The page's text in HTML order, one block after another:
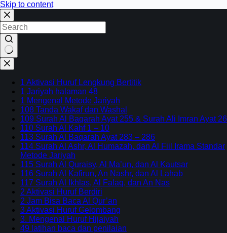
Skip to content
No
results
1 Aktivasi Huruf Lengkung Bertitik
1 Jariyah halaman 48
1 Mengenal Metode Jariyah
108 Tanda Wakaf dan Washal
109 Surah Al Baqarah Ayat 255 & Surah Ali Imran Ayat 26
110 Surah Al Kahf 1 – 10
113 Surah Al Baqarah Ayat 283 – 286
114 Surah Al Ashr, Al Humazah, dan Al Fiil Irama Standar
Metode Jariyah
115 Surah Al Quraisy, Al Ma’un, dan Al Kautsar
116 Surah Al Kafirun, An Nashr, dan Al Lahab
117 Surah Al Ikhlas, Al Falaq, dan An Nas
2 Aktivasi Huruf Berdiri
2 Jam Bisa Baca Al Qur’an
3 Aktivasi Huruf Gelombang
3. Mengenal Huruf Hijaiyah
49 latihan baca dan penilaian